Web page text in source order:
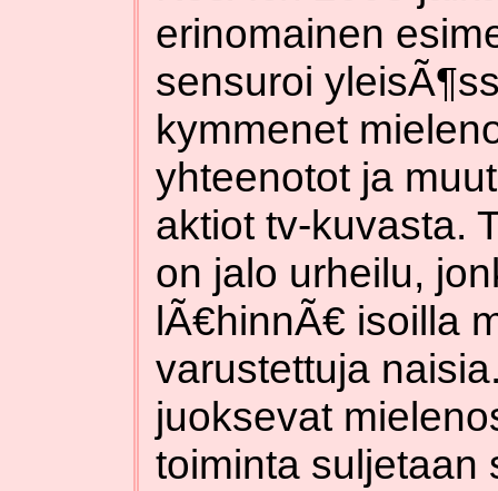
erinomainen
sensuroi
kymmenet
yhteenotot ja
aktiot tv-kuvasta.
on jalo urheilu,
lÃ€hinnÃ€ isoilla
varustettuja
juoksevat
toiminta suljetaan